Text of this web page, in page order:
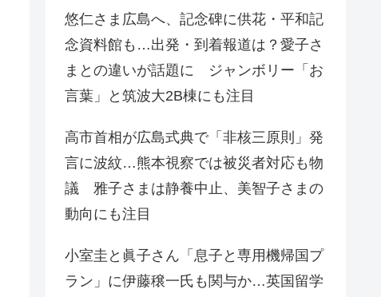
悠仁さま広島へ、記念碑に供花・平和記
念資料館も…出発・到着報道は？愛子さ
まとの違いが話題に ジャンボリー「お
言葉」と筑波大2B棟にも注目
高市首相が広島式典で「非核三原則」発
言に波紋…熊本視察では被災者対応も物
議 雅子さまは静養中止、美智子さまの
動向にも注目
小室圭と眞子さん「息子と専用機帰国プ
ラン」に伊藤穣一氏も関与か…英国留学